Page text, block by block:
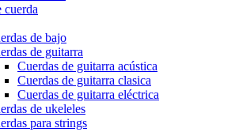
cuerda
de bajo
de guitarra
Cuerdas de guitarra acústica
Cuerdas de guitarra clasica
Cuerdas de guitarra eléctrica
de ukeleles
para strings